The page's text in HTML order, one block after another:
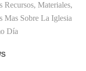
PERDÓN
CIELOS
Recursos, Materiales,
Mas Sobre La Iglesia
Día